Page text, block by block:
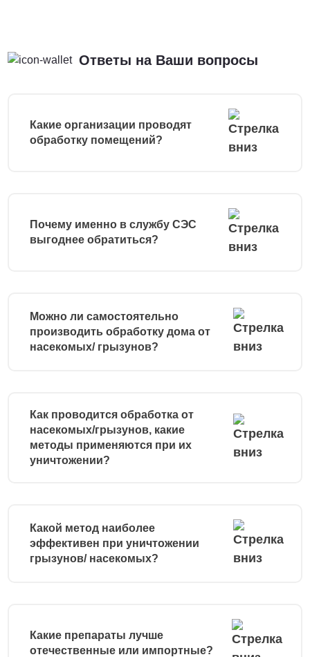
Ответы на Ваши вопросы
Какие организации проводят
обработку помещений?
Почему именно в службу СЭС
выгоднее обратиться?
Можно ли самостоятельно
производить обработку дома от
насекомых/ грызунов?
Как проводится обработка от
насекомых/грызунов, какие
методы применяются при их
уничтожении?
Какой метод наиболее
эффективен при уничтожении
грызунов/ насекомых?
Какие препараты лучше
отечественные или импортные?